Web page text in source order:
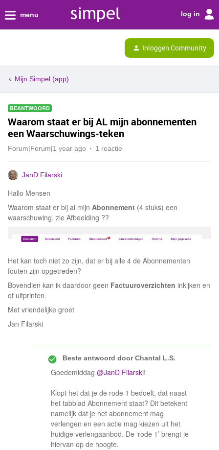
menu log in
Inloggen Community
Mijn Simpel (app)
BEANTWOORD
Waarom staat er bij AL mijn abonnementen
een Waarschuwings-teken
Forum|Forum|1 year ago 1 reactie
JanD Filarski
Hallo Mensen
Waarom staat er bij al mijn Abonnement (4 stuks) een
waarschuwing, zie Afbeelding ??
Het kan toch niet zo zijn, dat er bij alle 4 de Abonnementen
fouten zijn opgetreden?
Bovendien kan ik daardoor geen Factuuroverzichten inkijken en
of uitprinten.
Met vriendelijke groet
Jan Filarski
Beste antwoord doorChantal L.S.
Goedemiddag ​ @JanD Filarski!
Klopt het dat je de rode 1 bedoelt, dat naast
het tabblad Abonnement staat? Dit betekent
namelijk dat je het abonnement mag
verlengen en een actie mag kiezen uit het
huidige verlengaanbod. De ‘rode 1’ brengt je
hiervan op de hoogte.